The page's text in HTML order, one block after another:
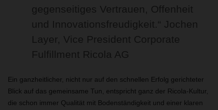
gegenseitiges Vertrauen, Offenheit
und Innovationsfreudigkeit.“ Jochen
Layer, Vice President Corporate
Fulfillment Ricola AG
Ein ganzheitlicher, nicht nur auf den schnellen Erfolg gerichteter
Blick auf das gemeinsame Tun, entspricht ganz der Ricola-Kultur,
die schon immer Qualität mit Bodenständigkeit und einer klaren